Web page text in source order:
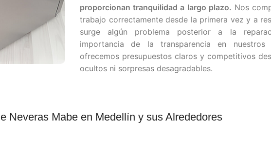
proporcionan tranquilidad a largo plazo. Nos
trabajo correctamente desde la primera vez y a
surge algún problema posterior a la
importancia de la transparencia en
ofrecemos presupuestos claros y competitivos
ocultos ni sorpresas desagradables.
Neveras Mabe en Medellín y sus Alrededores